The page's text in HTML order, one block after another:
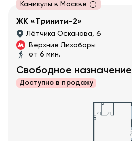
Каникулы в Москве
ЖК «Тринити-2»
Лётчика Осканова, 6
Верхние Лихоборы
от 6 мин.
Свободное назначение
Доступно в продажу